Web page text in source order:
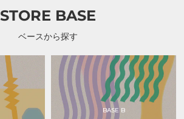
STORE BASE
ベースから探す
BASE B